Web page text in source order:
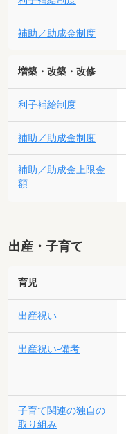
補助／助成金制度
増築・改築・改修
利子補給制度
補助／助成金制度
補助／助成金上限金
額
出産・子育て
育児
出産祝い
出産祝い-備考
子育て関連の独自の
取り組み